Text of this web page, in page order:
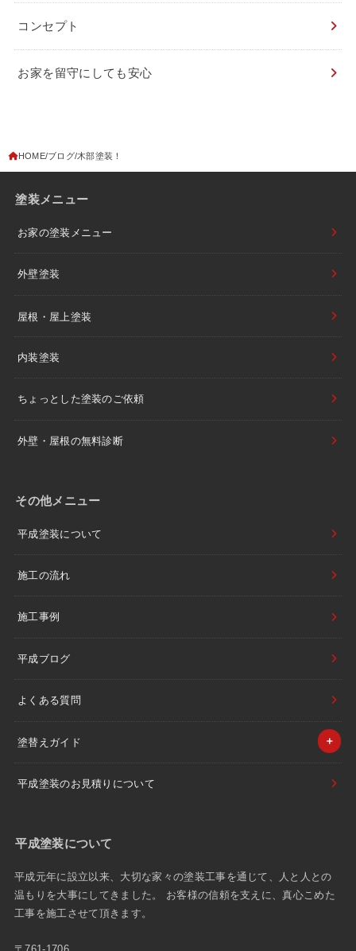
コンセプト
お家を留守にしても安心
HOME ブログ 木部塗装！
塗装メニュー
お家の塗装メニュー
外壁塗装
屋根・屋上塗装
内装塗装
ちょっとした塗装のご依頼
外壁・屋根の無料診断
その他メニュー
平成塗装について
施工の流れ
施工事例
平成ブログ
よくある質問
塗替えガイド
平成塗装のお見積りについて
平成塗装について
平成元年に設立以来、大切な家々の塗装工事を通じて、人と人との
温もりを大事にしてきました。 お客様の信頼を支えに、真心こめた
工事を施工させて頂きます。